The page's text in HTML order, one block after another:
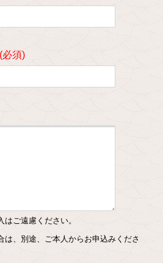
ご遠慮ください。
は、別途、ご本人からお申込みくださ